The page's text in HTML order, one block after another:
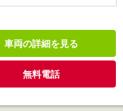
車両の詳細を見る
無料電話